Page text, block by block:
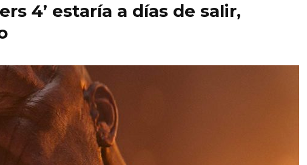
4’ estaría a días de salir,